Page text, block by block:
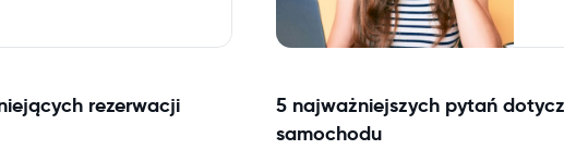
rezerwacji
5 najważniejszych pytań
samochodu